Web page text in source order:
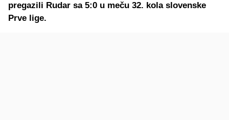
pregazili Rudar sa 5:0 u meču 32. kola slovenske
Prve lige.